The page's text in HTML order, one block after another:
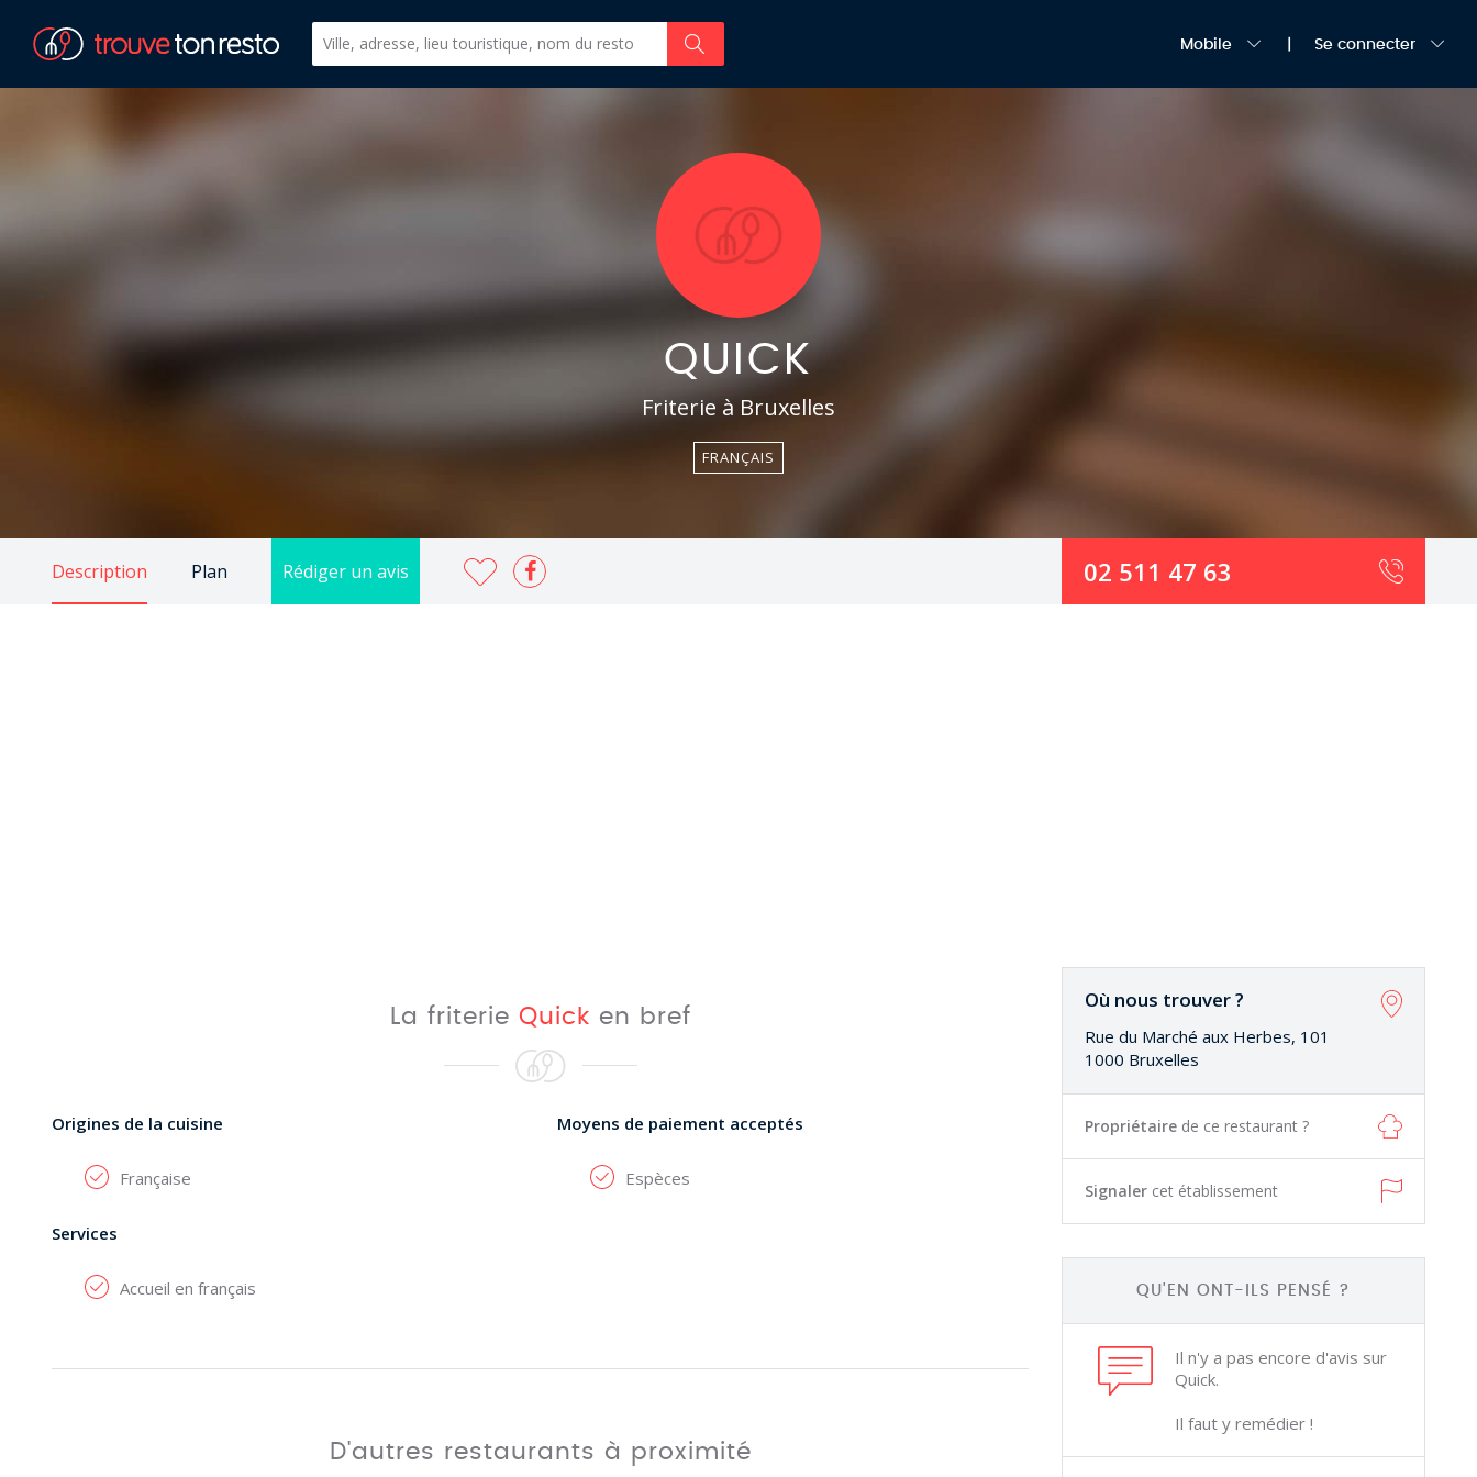
Mobile Se connecter
QUICK
Friterie à Bruxelles
FRANÇAIS
Description Plan Rédiger un avis 02 511 47 63
Où nous trouver ?
Rue du Marché aux Herbes, 101
1000 Bruxelles
Propriétaire de ce restaurant ?
Signaler cet établissement
QU'EN ONT-ILS PENSÉ ?
Il n'y a pas encore d'avis sur
Quick.
Il faut y remédier !
La friterie Quick en bref
Origines de la cuisine
Française
Moyens de paiement acceptés
Espèces
Services
Accueil en français
D'autres restaurants à proximité